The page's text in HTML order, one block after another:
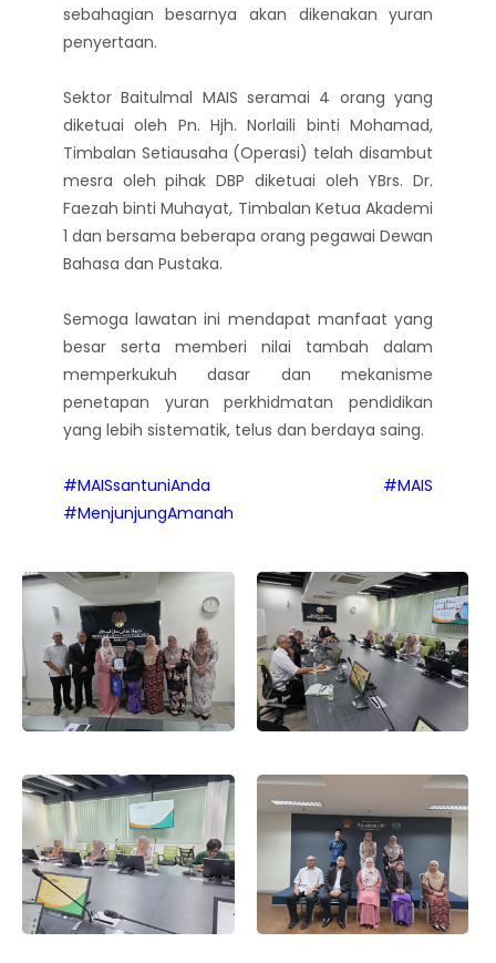
sebahagian besarnya akan dikenakan yuran
penyertaan.
Sektor Baitulmal MAIS seramai 4 orang yang
diketuai oleh Pn. Hjh. Norlaili binti Mohamad,
Timbalan Setiausaha (Operasi) telah disambut
mesra oleh pihak DBP diketuai oleh YBrs. Dr.
Faezah binti Muhayat, Timbalan Ketua Akademi
1 dan bersama beberapa orang pegawai Dewan
Bahasa dan Pustaka.
Semoga lawatan ini mendapat manfaat yang
besar serta memberi nilai tambah dalam
memperkukuh dasar dan mekanisme
penetapan yuran perkhidmatan pendidikan
yang lebih sistematik, telus dan berdaya saing.
#MAISsantuniAnda
#MAIS
#MenjunjungAmanah